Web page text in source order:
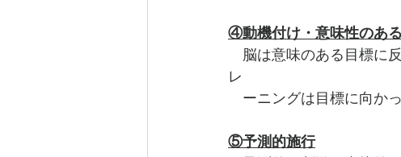
④動機付け・意味性のあ
脳は意味のある目標に
レ
ーニングは目標に向か
⑤予測的施行